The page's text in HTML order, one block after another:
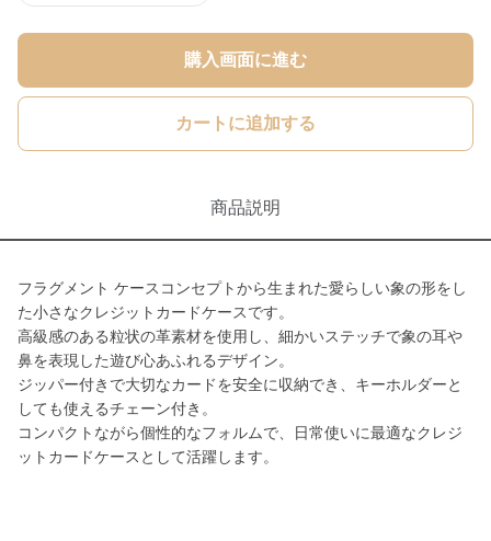
購入画面に進む
カートに追加する
商品説明
フラグメント ケースコンセプトから生まれた愛らしい象の形をし
た小さなクレジットカードケースです。
高級感のある粒状の革素材を使用し、細かいステッチで象の耳や
鼻を表現した遊び心あふれるデザイン。
ジッパー付きで大切なカードを安全に収納でき、キーホルダーと
しても使えるチェーン付き。
コンパクトながら個性的なフォルムで、日常使いに最適なクレジ
ットカードケースとして活躍します。